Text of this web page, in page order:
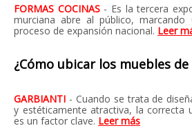
FORMAS COCINAS - Es la tercera
murciana abre al público,
proceso de expansión nacional. Leer
¿Cómo ubicar los muebles de
GARBIANTI - Cuando se trata de
y estéticamente atractiva, la correcta
es un factor clave. Leer más